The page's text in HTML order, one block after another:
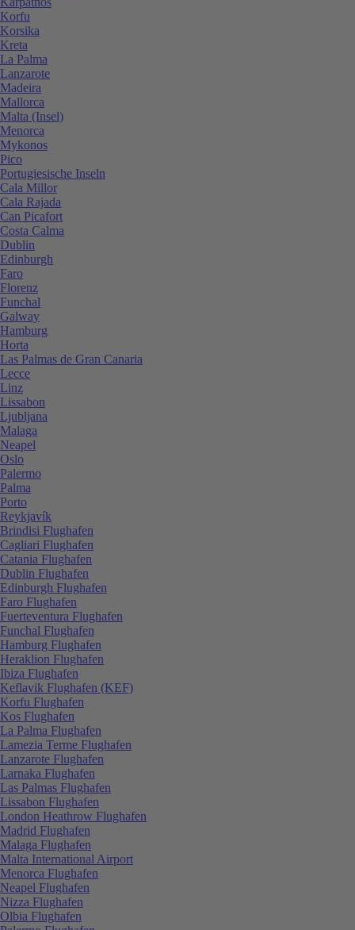
Korfu
Korsika
Kreta
La Palma
Lanzarote
Madeira
Mallorca
Malta (Insel)
Menorca
Mykonos
Pico
Portugiesische Inseln
Cala Millor
Cala Rajada
Can Picafort
Costa Calma
Dublin
Edinburgh
Faro
Florenz
Funchal
Galway
Hamburg
Horta
Las Palmas de Gran Canaria
Lecce
Linz
Lissabon
Ljubljana
Malaga
Neapel
Oslo
Palermo
Palma
Porto
Reykjavík
Brindisi Flughafen
Cagliari Flughafen
Catania Flughafen
Dublin Flughafen
Edinburgh Flughafen
Faro Flughafen
Fuerteventura Flughafen
Funchal Flughafen
Hamburg Flughafen
Heraklion Flughafen
Ibiza Flughafen
Keflavik Flughafen (KEF)
Korfu Flughafen
Kos Flughafen
La Palma Flughafen
Lamezia Terme Flughafen
Lanzarote Flughafen
Larnaka Flughafen
Las Palmas Flughafen
Lissabon Flughafen
London Heathrow Flughafen
Madrid Flughafen
Malaga Flughafen
Malta International Airport
Menorca Flughafen
Neapel Flughafen
Nizza Flughafen
Olbia Flughafen